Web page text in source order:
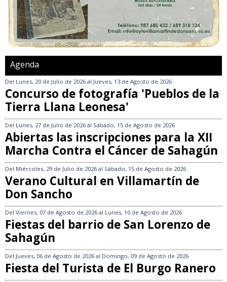
Agenda
Del Lunes, 20 de Julio de 2026 al Jueves, 13 de Agosto de 2026
Concurso de fotografía 'Pueblos de la
Tierra Llana Leonesa'
Del Lunes, 27 de Julio de 2026 al Sábado, 15 de Agosto de 2026
Abiertas las inscripciones para la XII
Marcha Contra el Cáncer de Sahagún
Del Miércoles, 29 de Julio de 2026 al Sábado, 15 de Agosto de 2026
Verano Cultural en Villamartín de
Don Sancho
Del Viernes, 07 de Agosto de 2026 al Lunes, 10 de Agosto de 2026
Fiestas del barrio de San Lorenzo de
Sahagún
Del Jueves, 06 de Agosto de 2026 al Domingo, 09 de Agosto de 2026
Fiesta del Turista de El Burgo Ranero